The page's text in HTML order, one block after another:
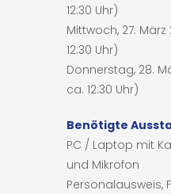
12:30 Uhr)
Mittwoch, 27.
12:30 Uhr)
Donnerstag, 28.
ca. 12:30 Uhr)
Benötigte
PC / Laptop mit
und Mikrofon
Personalausweis,